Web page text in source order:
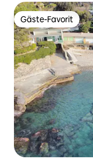
Gäste-Favorit
Gäste-Favorit